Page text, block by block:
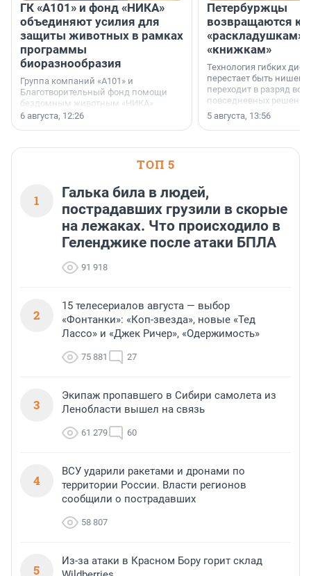
ГК «А101» и фонд «НИКА»
объединяют усилия для
защиты животных в рамках
программы
биоразнообразия
Группа компаний «А101» и
Благотворительный фонд помощи
бездомным животным «НИКА»
заключили соглашение о
6 августа, 12:26
Петербуржцы
возвращаются к
«раскладушкам»
«книжкам»
Технология гибких
перестает быть
переходит в разряд
повседневных
5 августа, 13:56
ТОП 5
1
Галька била в людей,
пострадавших грузили в скорые
на лежаках. Что происходило в
Геленджике после атаки БПЛА
91 918
2
15 телесериалов августа — выбор
«Фонтанки»: «Коп-звезда», новые «Тед
Лассо» и «Джек Ричер», «Одержимость»
75 881 27
3
Экипаж пропавшего в Сибири самолета из
Ленобласти вышел на связь
61 279 60
4
ВСУ ударили ракетами и дронами по
территории России. Власти регионов
сообщили о пострадавших
58 807
5
Из-за атаки в Красном Бору горит склад